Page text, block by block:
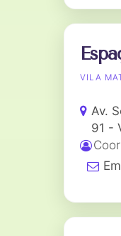
VILA
Av.
91 -